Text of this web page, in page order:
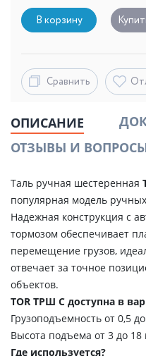
В корзину
Сравнить
ОПИСАНИЕ
ОТЗЫВЫ И
Таль ручная шестеренная
популярная модель
Надежная конструкция с
тормозом обеспечивает
перемещение грузов,
отвечает за точное
объектов.
TOR ТРШ С доступна в
Грузоподъемность от 0,5
Высота подъема от 3 до 18
Где используется?